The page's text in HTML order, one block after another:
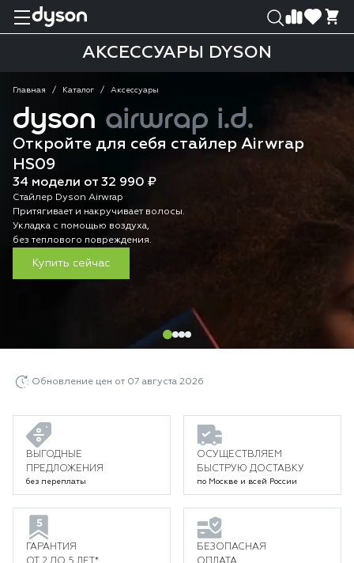
АКСЕССУАРЫ DYSON
Главная Каталог Аксессуары
dyson airwrap i.d.
Откройте для себя стайлер Airwrap
HS09
34 модели от 32 990 ₽
Стайлер Dyson Airwrap
Притягивает и накручивает волосы.
Укладка с помощью воздуха,
без теплового повреждения.
Купить сейчас
Обновление цен от 07 августа 2026
ВЫГОДНЫЕ
ПРЕДЛОЖЕНИЯ
без переплаты
ОСУЩЕСТВЛЯЕМ
БЫСТРУЮ ДОСТАВКУ
по Москве и всей России
ГАРАНТИЯ
БЕЗОПАСНАЯ